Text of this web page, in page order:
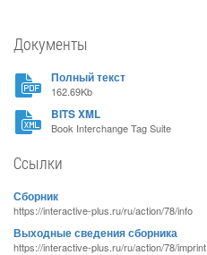
Документы
Полный текст
162.69Kb
BITS XML
Book Interchange Tag Suite
Ссылки
Сборник
https://interactive-plus.ru/ru/action/78/info
Выходные сведения сборника
https://interactive-plus.ru/ru/action/78/imprint